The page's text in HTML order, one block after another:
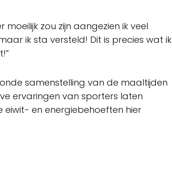
zou zijn aangezien ik veel
ik sta versteld! Dit is precies wat ik
samenstelling van de maaltijden
ervaringen van sporters laten
eiwit- en energiebehoeften hier